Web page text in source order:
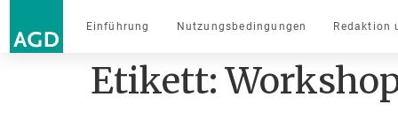
Einführung Nutzungsbedingungen Redaktion
Etikett: